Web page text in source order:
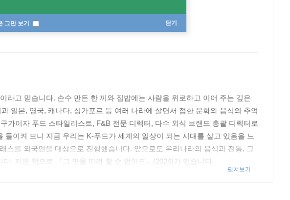
그만 보기 닫기
라고 믿습니다. 손수 만든 한 끼와 집밥에는 사람을 위로하고 이어 주는 깊은
일본, 영국, 캐나다, 싱가포르 등 여러 나라에 살면서 접한 문화와 음식의 추억
가이자 푸드 스타일리스트, F&B 전문 디렉터, 다수 외식 브랜드 총괄 디렉터로
이켜 보니 지금 우리는 K-푸드가 세계의 일상이 되는 시대를 살고 있음을 느
스를 외국인을 대상으로 진행했습니다. 앞으로도 우리나라의 음식과 전통, 그
. 지은 책으로 『그 맛을 따라 할 순 없어도』(2024)가 있습니다.
펼쳐보기